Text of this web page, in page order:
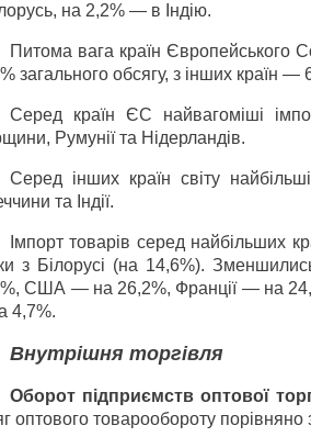
на 2,2% — в Індію.
Питома вага країн Європейського
загального обсягу, з інших країн
Серед країн ЄС найвагоміші
Румунії та Нідерландів.
Серед інших країн світу
та Індії.
Імпорт товарів серед найбільших
з Білорусі (на 14,6%).
США — на 26,2%, Франції — на
4,7%.
Внутрішня торгівля
Оборот підприємств оптової
оптового товарообороту